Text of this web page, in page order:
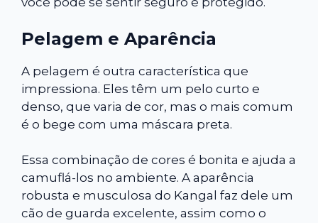
Pelagem e Aparência
A pelagem é outra característica que
impressiona. Eles têm um pelo curto e
denso, que varia de cor, mas o mais comum
é o bege com uma máscara preta.
Essa combinação de cores é bonita e ajuda a
camuflá-los no ambiente. A aparência
robusta e musculosa do Kangal faz dele um
cão de guarda excelente, assim como o